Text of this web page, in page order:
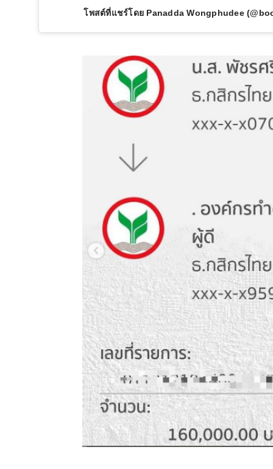
โพสต์ที่แชร์โดย Panadda Wongphudee️️